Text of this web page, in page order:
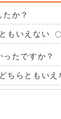
か？
もいえない
たですか？
どちらともいえ